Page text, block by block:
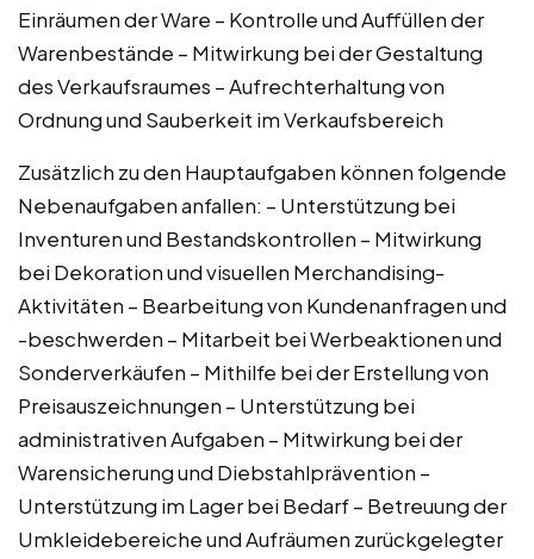
Einräumen der Ware – Kontrolle und Auffüllen der
Warenbestände – Mitwirkung bei der Gestaltung
des Verkaufsraumes – Aufrechterhaltung von
Ordnung und Sauberkeit im Verkaufsbereich
Zusätzlich zu den Hauptaufgaben können folgende
Nebenaufgaben anfallen: – Unterstützung bei
Inventuren und Bestandskontrollen – Mitwirkung
bei Dekoration und visuellen Merchandising-
Aktivitäten – Bearbeitung von Kundenanfragen und
-beschwerden – Mitarbeit bei Werbeaktionen und
Sonderverkäufen – Mithilfe bei der Erstellung von
Preisauszeichnungen – Unterstützung bei
administrativen Aufgaben – Mitwirkung bei der
Warensicherung und Diebstahlprävention –
Unterstützung im Lager bei Bedarf – Betreuung der
Umkleidebereiche und Aufräumen zurückgelegter